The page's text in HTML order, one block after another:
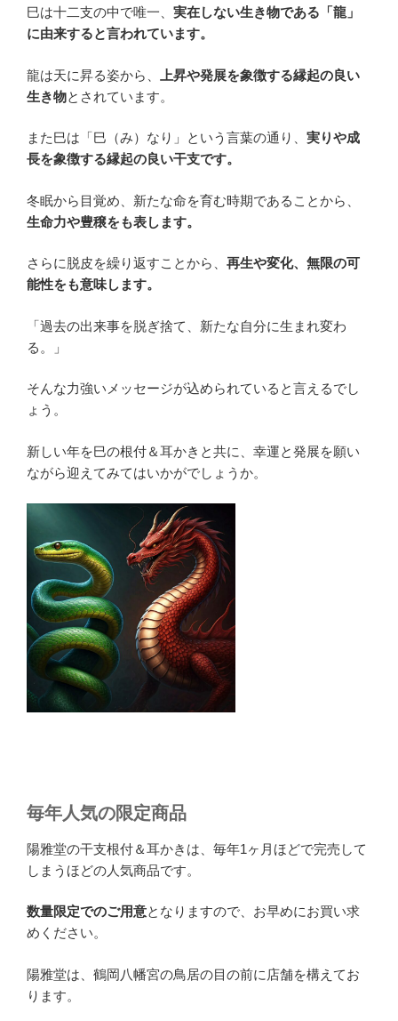
巳は十二支の中で唯一、 実在しない生き物である「龍」
に由来すると言われています。
龍は天に昇る姿から、
上昇や発展を象徴する縁起の良い
生き物とされています。
また巳は「巳（み）なり」という言葉の通り、 実りや成
長を象徴する縁起の良い干支です。
冬眠から目覚め、新たな命を育む時期であることから、
生命力や豊穣をも表します。
さらに脱皮を繰り返すことから、 再生や変化、無限の可
能性をも意味します。
「過去の出来事を脱ぎ捨て、新たな自分に生まれ変わ
る。」
そんな力強いメッセージが込められていると言えるでし
ょう。
新しい年を巳の根付＆耳かきと共に、幸運と発展を願い
ながら迎えてみてはいかがでしょうか。
毎年人気の限定商品
陽雅堂の干支根付＆耳かきは、毎年1ヶ月ほどで完売して
しまうほどの人気商品です。
数量限定でのご用意となりますので、お早めにお買い求
めください。
陽雅堂は、鶴岡八幡宮の鳥居の目の前に店舗を構えてお
ります。